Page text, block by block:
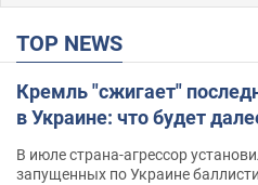
TOP NEWS
Кремль "сжигает"
в Украине: что будет
В июле страна-агрессор
запущенных по Украине